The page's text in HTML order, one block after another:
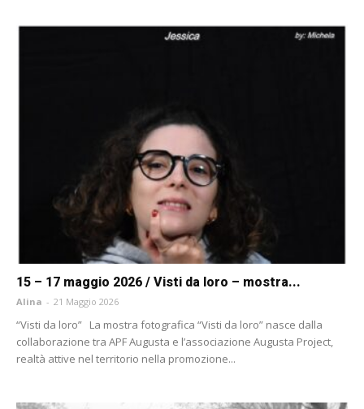
15 – 17 maggio 2026 / Visti da loro – mostra...
Alina - 21 Maggio 2026
“Visti da loro” La mostra fotografica “Visti da loro” nasce dalla
collaborazione tra APF Augusta e l’associazione Augusta Project,
realtà attive nel territorio nella promozione...